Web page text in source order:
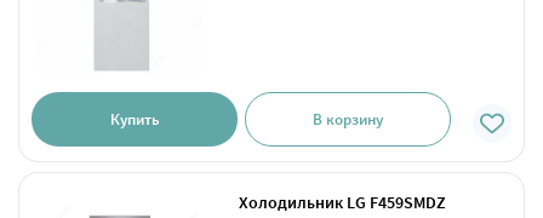
Купить В корзину
Холодильник LG F459SMDZ